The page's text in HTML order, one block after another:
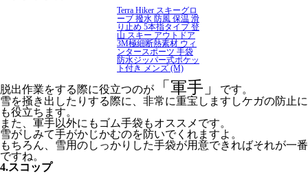
Terra Hiker スキーグロ
ーブ 撥水 防風 保温 滑
り止め 5本指タイプ 登
山 スキー アウトドア
3M極細断熱素材 ウィ
ンタースポーツ 手袋
防水ジッパー式ポケッ
ト付き メンズ (M)
脱出作業をする際に役立つのが 「軍手」
です。
雪を掻き出したりする際に、非常に重宝しますしケガの防止に
も役立ちます。
また、軍手以外にもゴム手袋もオススメです。
雪がしみて手がかじかむのを防いでくれますよ。
もちろん、雪用のしっかりした手袋が用意できればそれが一番
ですね。
4.スコップ